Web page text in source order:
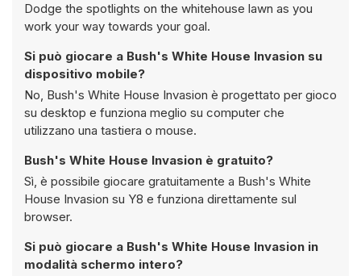
Dodge the spotlights on the whitehouse lawn as you
work your way towards your goal.
Si può giocare a Bush's White House Invasion su
dispositivo mobile?
No, Bush's White House Invasion è progettato per gioco
su desktop e funziona meglio su computer che
utilizzano una tastiera o mouse.
Bush's White House Invasion è gratuito?
Sì, è possibile giocare gratuitamente a Bush's White
House Invasion su Y8 e funziona direttamente sul
browser.
Si può giocare a Bush's White House Invasion in
modalità schermo intero?